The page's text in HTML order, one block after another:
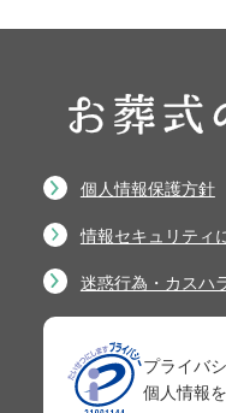
個人情報保護方針
情報セキュリティ
迷惑行為・カスハ
プライバ
個人情報